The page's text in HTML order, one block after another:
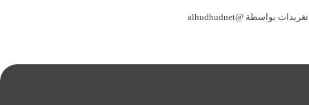
تغريدات بواسطة @alhudhudnet